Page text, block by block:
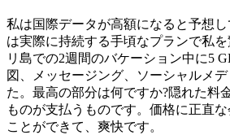
私は国際データが高額になると予想し
は実際に持続する手頃なプランで私
リ島での2週間のバケーション中に5
図、メッセージング、ソーシャルメ
た。最高の部分は何ですか?隠れた料
ものが支払うものです。価格に正直
ことができて、爽快です。